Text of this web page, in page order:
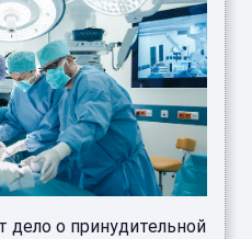
дело о принудительной